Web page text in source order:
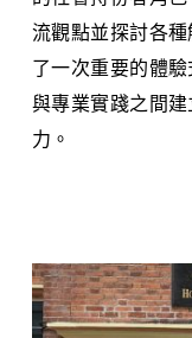
流觀點並探討各
了一次重要的體
與專業實踐之間
力。